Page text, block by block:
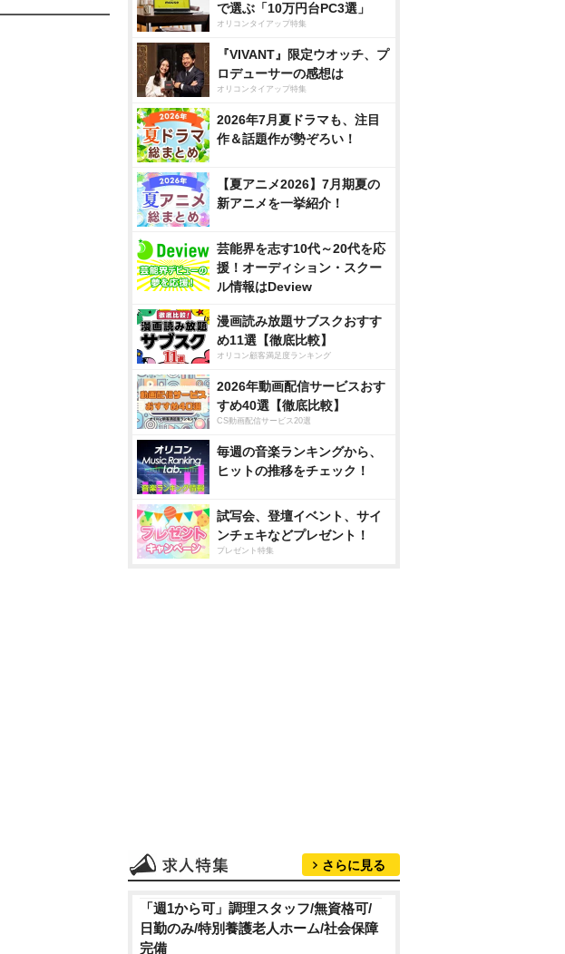
で選ぶ「10万円台PC3選」
オリコンタイアップ特集
『VIVANT』限定ウオッチ、プ
ロデューサーの感想は
オリコンタイアップ特集
2026年7月夏ドラマも、注目
作＆話題作が勢ぞろい！
【夏アニメ2026】7月期夏の
新アニメを一挙紹介！
芸能界を志す10代～20代を応
援！オーディション・スクー
ル情報はDeview
漫画読み放題サブスクおすす
め11選【徹底比較】
オリコン顧客満足度ランキング
2026年動画配信サービスおす
すめ40選【徹底比較】
CS動画配信サービス20選
毎週の音楽ランキングから、
ヒットの推移をチェック！
試写会、登壇イベント、サイ
ンチェキなどプレゼント！
プレゼント特集
さらに見る
「週1から可」調理スタッフ/無資格可/
日勤のみ/特別養護老人ホーム/社会保障
完備